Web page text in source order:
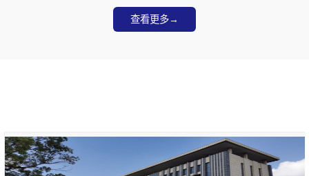
查看更多→